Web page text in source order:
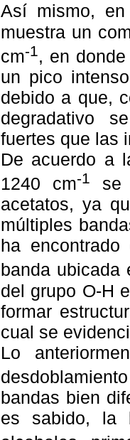
Así mismo,
muestra un
cm-1, en
un pico
debido a que,
degradativo
fuertes que las
De acuerdo a
1240 cm-1
se
acetatos, ya
múltiples
ha
banda ubicada
del grupo O-H
formar
cual se
Lo
bandas bien
es sabido, la